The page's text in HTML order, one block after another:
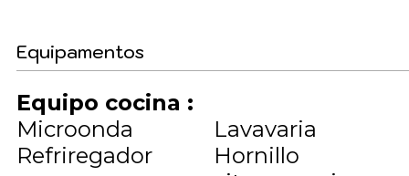
Equipamentos
Equipo cocina :
Microonda
Lavavaria
Refriregador
Hornillo